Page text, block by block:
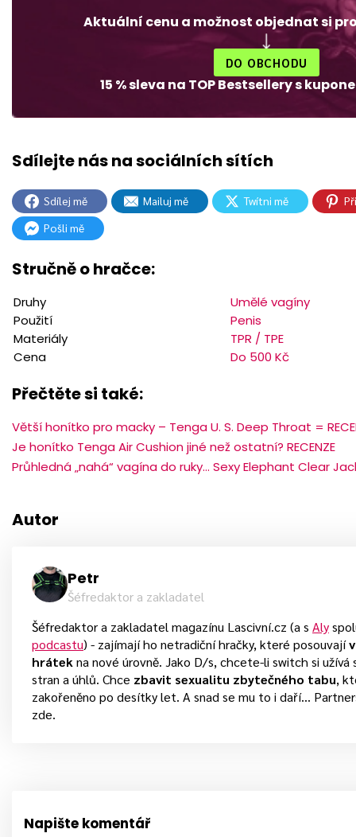
Aktuální cenu a možnost objednat si
DO OBCHODU
15 % sleva na TOP Bestsellery s
Sdílej mě Mailuj mě Twítni mě
Pošli mě
Stručně o hračce:
Druhy
Umělé vagíny
Použití
Penis
Materiály
TPR / TPE
Cena
Do 500 Kč
Přečtěte si také:
Větší honítko pro macky – Tenga U. S. Deep Throat =
Je honítko Tenga Air Cushion jiné než ostatní? RECENZE
Průhledná „nahá“ vagína do ruky… Sexy Elephant Clear Jack
Autor
Petr
Šéfredaktor a zakladatel
Šéfredaktor a zakladatel magazínu Lascivní.cz (a s Aly
podcastu) - zajímají ho netradiční hračky, které posouvají
hrátek na nové úrovně. Jako D/s, chcete-li switch si užívá
stran a úhlů. Chce zbavit sexualitu zbytečného tabu,
zakořeněno po desítky let. A snad se mu to i daří...
zde.
Napište komentář